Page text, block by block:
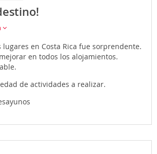
lugares en Costa Rica fue sorprendente.
en todos los alojamientos.
de actividades a realizar.